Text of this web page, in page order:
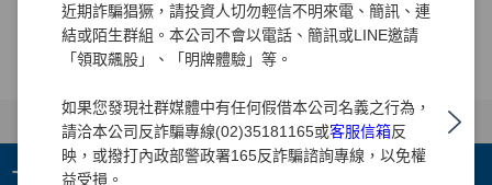
近期詐騙猖獗，請投資人切勿輕信不明來電、簡訊、連
結或陌生群組。本公司不會以電話、簡訊或LINE邀請
「領取飆股」、「明牌體驗」等。
如果您發現社群媒體中有任何假借本公司名義之行為，
請洽本公司反詐騙專線(02)35181165或客服信箱反
映，或撥打內政部警政署165反詐騙諮詢專線，以免權
益受損。
+ 集團成員